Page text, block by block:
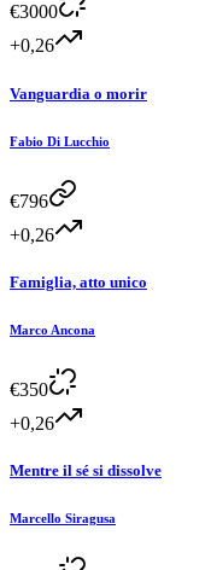
€3000
+0,26
Vanguardia o morir
Fabio Di Lucchio
€796
+0,26
Famiglia, atto unico
Marco Ancona
€350
+0,26
Mentre il sé si dissolve
Marcello Siragusa